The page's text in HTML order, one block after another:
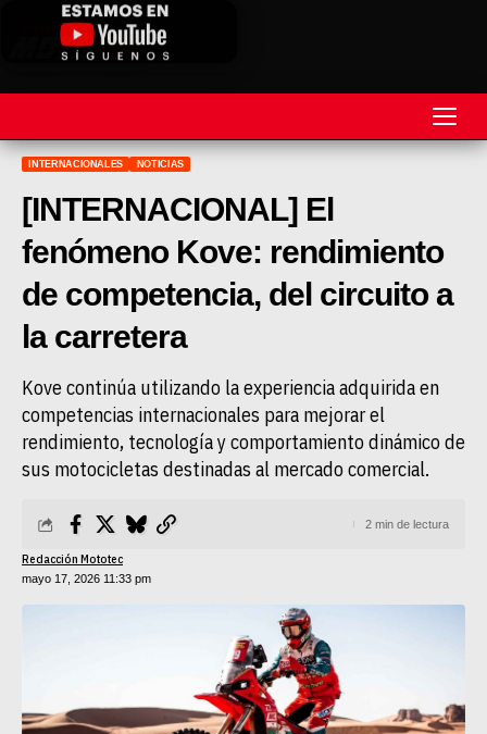
REVISTA
MOTOS
MINICROSS
HARD ENDURO
CROSS COUNTRY
INTERNACIONALES NOTICIAS
[INTERNACIONAL] El
fenómeno Kove: rendimiento
de competencia, del circuito a
la carretera
Kove continúa utilizando la experiencia adquirida en
competencias internacionales para mejorar el
rendimiento, tecnología y comportamiento dinámico de
sus motocicletas destinadas al mercado comercial.
mayo 17, 2026 11:33 pm
Redacción Mototec
2 min de lectura